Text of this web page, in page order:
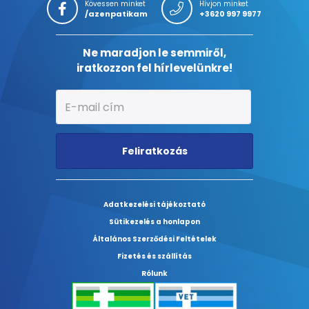
Kövessen minket
/azenpatikam
Hívjon minket
+3620 997 9977
Ne maradjon le semmiről,
iratkozzon fel hírlevelünkre!
Feliratkozás
Adatkezelési tájékoztató
Sütikezelés a honlapon
Általános Szerződési Feltételek
Fizetés és szállítás
Rólunk